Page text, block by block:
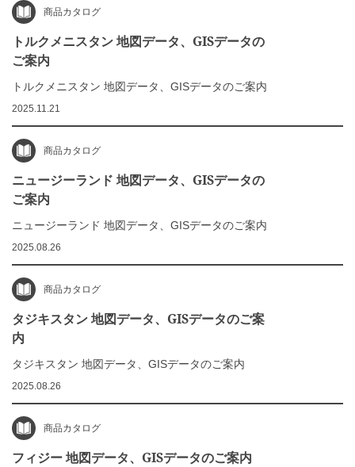
商品カタログ
トルクメニスタン 地図データ、GISデータの
ご案内
トルクメニスタン 地図データ、GISデータのご案内
2025.11.21
商品カタログ
ニュージーランド 地図データ、GISデータの
ご案内
ニュージーランド 地図データ、GISデータのご案内
2025.08.26
商品カタログ
タジキスタン 地図データ、GISデータのご案
内
タジキスタン 地図データ、GISデータのご案内
2025.08.26
商品カタログ
フィジー 地図データ、GISデータのご案内